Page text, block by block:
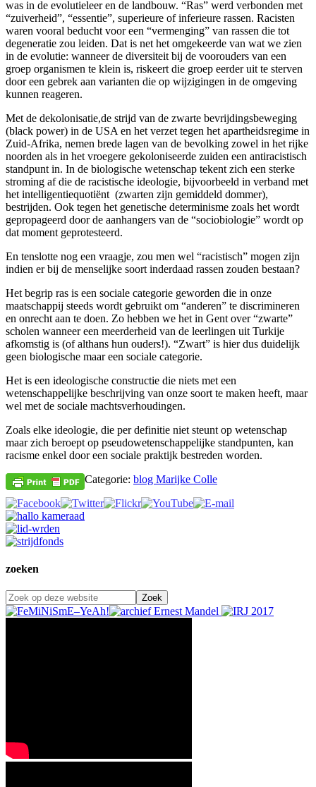
was in de evolutieleer en de landbouw. “Ras” werd verbonden met
“zuiverheid”, “essentie”, superieure of inferieure rassen. Racisten
waren vooral beducht voor een “vermenging” van rassen die tot
degeneratie zou leiden. Dat is net het omgekeerde van wat we zien
in de evolutie: wanneer de diversiteit bij de voorouders van een
groep organismen te klein is, riskeert die groep eerder uit te sterven
door een gebrek aan varianten die op wijzigingen in de omgeving
kunnen reageren.
Met de dekolonisatie,de strijd van de zwarte bevrijdingsbeweging
(black power) in de USA en het verzet tegen het apartheidsregime in
Zuid-Afrika, nemen brede lagen van de bevolking zowel in het rijke
noorden als in het vroegere gekoloniseerde zuiden een antiracistisch
standpunt in. In de biologische wetenschap tekent zich een sterke
stroming af die de racistische ideologie, bijvoorbeeld in verband met
het intelligentiequotiënt (zwarten zijn gemiddeld dommer),
bestrijden. Ook tegen het genetische determinisme zoals het wordt
gepropageerd door de aanhangers van de “sociobiologie” wordt op
dat moment geprotesteerd.
En tenslotte nog een vraagje, zou men wel “racistisch” mogen zijn
indien er bij de menselijke soort inderdaad rassen zouden bestaan?
Het begrip ras is een sociale categorie geworden die in onze
maatschappij steeds wordt gebruikt om “anderen” te discrimineren
en onrecht aan te doen. Zo hebben we het in Gent over “zwarte”
scholen wanneer een meerderheid van de leerlingen uit Turkije
afkomstig is (of althans hun ouders!). “Zwart” is hier dus duidelijk
geen biologische maar een sociale categorie.
Het is een ideologische constructie die niets met een
wetenschappelijke beschrijving van onze soort te maken heeft, maar
wel met de sociale machtsverhoudingen.
Zoals elke ideologie, die per definitie niet steunt op wetenschap
maar zich beroept op pseudowetenschappelijke standpunten, kan
racisme enkel door een sociale praktijk bestreden worden.
Categorie: blog Marijke Colle
zoeken